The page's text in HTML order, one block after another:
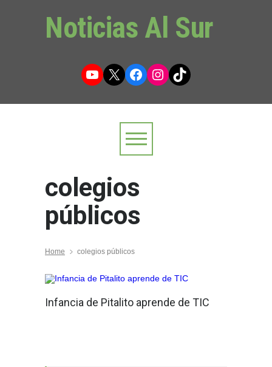
Noticias Al Sur
YouTube
X Facebook
Instagram
TikTok
colegios
públicos
Home colegios públicos
Infancia de Pitalito aprende de TIC